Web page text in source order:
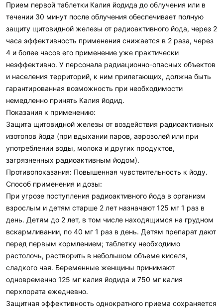
Прием первой таблетки Калия йодида до облучения или в
течении 30 минут после облучения обеспечивает полную
защиту щитовидной железы от радиоактивного йода, через 2
часа эффективность применения снижается в 2 раза, через
4 и более часов его применение уже практически
неэффективно. У персонала радиационно-опасных объектов
и населения территорий, к ним прилегающих, должна быть
гарантированная возможность при необходимости
немедленно принять Калия йодид.
Показания к применению:
Защита щитовидной железы от воздействия радиоактивных
изотопов йода (при вдыхании паров, аэрозолей или при
употреблении воды, молока и других продуктов,
загрязненных радиоактивным йодом).
Противопоказания: Повышенная чувствительность к йоду.
Способ применения и дозы:
При угрозе поступления радиоактивного йода в организм
взрослым и детям старше 2 лет назначают 125 мг 1 раз в
день. Детям до 2 лет, в том числе находящимся на грудном
вскармливании, по 40 мг 1 раз в день. Детям препарат дают
перед первым кормлением; таблетку необходимо
растолочь, растворить в небольшом объеме киселя,
сладкого чая. Беременные женщины принимают
одновременно 125 мг калия йодида и 750 мг калия
перхлората ежедневно.
Защитная эффективность однократного приема сохраняется